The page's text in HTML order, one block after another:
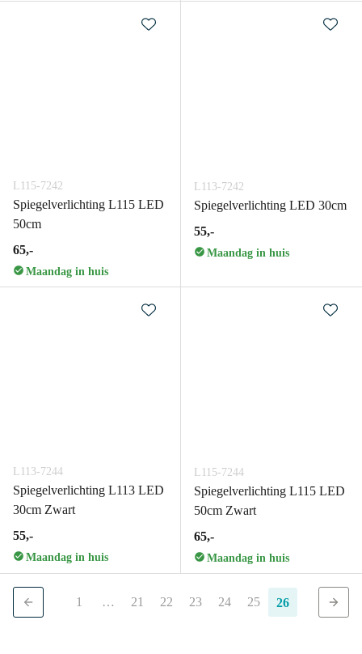
L115-7242
Spiegelverlichting L115 LED
50cm
65,-
Maandag in huis
L113-7242
Spiegelverlichting LED 30cm
55,-
Maandag in huis
L113-7244
Spiegelverlichting L113 LED
30cm Zwart
55,-
Maandag in huis
L115-7244
Spiegelverlichting L115 LED
50cm Zwart
65,-
Maandag in huis
1 … 21 22 23 24 25 26